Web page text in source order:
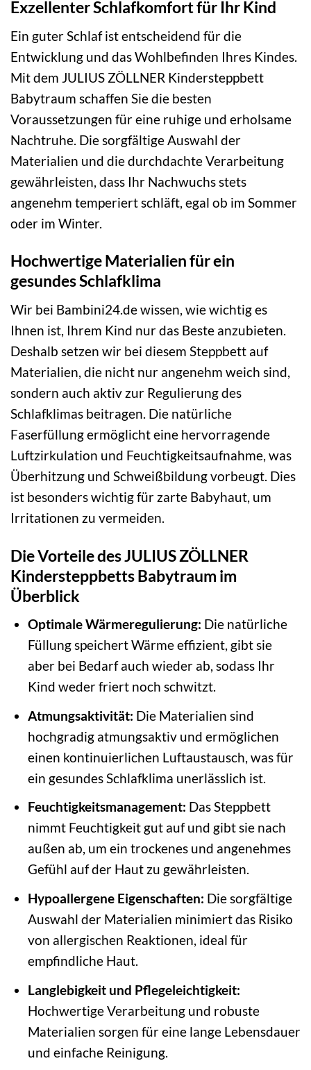
Exzellenter Schlafkomfort für Ihr Kind
Ein guter Schlaf ist entscheidend für die
Entwicklung und das Wohlbefinden Ihres Kindes.
Mit dem JULIUS ZÖLLNER Kindersteppbett
Babytraum schaffen Sie die besten
Voraussetzungen für eine ruhige und erholsame
Nachtruhe. Die sorgfältige Auswahl der
Materialien und die durchdachte Verarbeitung
gewährleisten, dass Ihr Nachwuchs stets
angenehm temperiert schläft, egal ob im Sommer
oder im Winter.
Hochwertige Materialien für ein
gesundes Schlafklima
Wir bei Bambini24.de wissen, wie wichtig es
Ihnen ist, Ihrem Kind nur das Beste anzubieten.
Deshalb setzen wir bei diesem Steppbett auf
Materialien, die nicht nur angenehm weich sind,
sondern auch aktiv zur Regulierung des
Schlafklimas beitragen. Die natürliche
Faserfüllung ermöglicht eine hervorragende
Luftzirkulation und Feuchtigkeitsaufnahme, was
Überhitzung und Schweißbildung vorbeugt. Dies
ist besonders wichtig für zarte Babyhaut, um
Irritationen zu vermeiden.
Die Vorteile des JULIUS ZÖLLNER
Kindersteppbetts Babytraum im
Überblick
Optimale Wärmeregulierung: Die natürliche
Füllung speichert Wärme effizient, gibt sie
aber bei Bedarf auch wieder ab, sodass Ihr
Kind weder friert noch schwitzt.
Atmungsaktivität: Die Materialien sind
hochgradig atmungsaktiv und ermöglichen
einen kontinuierlichen Luftaustausch, was für
ein gesundes Schlafklima unerlässlich ist.
Feuchtigkeitsmanagement: Das Steppbett
nimmt Feuchtigkeit gut auf und gibt sie nach
außen ab, um ein trockenes und angenehmes
Gefühl auf der Haut zu gewährleisten.
Hypoallergene Eigenschaften: Die sorgfältige
Auswahl der Materialien minimiert das Risiko
von allergischen Reaktionen, ideal für
empfindliche Haut.
Langlebigkeit und Pflegeleichtigkeit:
Hochwertige Verarbeitung und robuste
Materialien sorgen für eine lange Lebensdauer
und einfache Reinigung.